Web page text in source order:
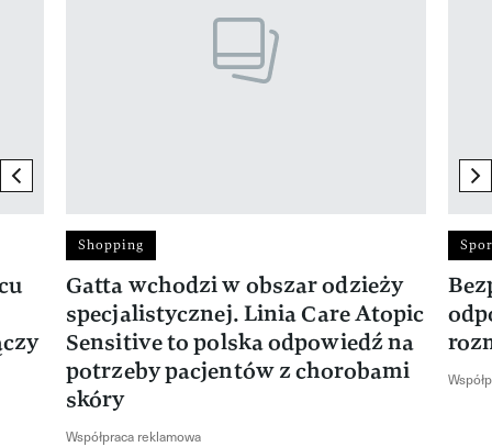
previous element
Shopping
Gatta wchodzi w obszar odzieży
specjalistycznej. Linia Care Atopic
Sensitive to polska odpowiedź na
potrzeby pacjentów z chorobami
skóry
Współpraca reklamowa